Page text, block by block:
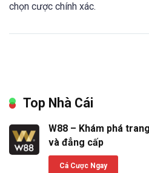
chọn cược chính xác.
Top Nhà Cái
W88 – Khám phá
và đẳng cấp
Cá Cược Ngay